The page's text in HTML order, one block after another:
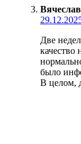
Две
было
В целом,